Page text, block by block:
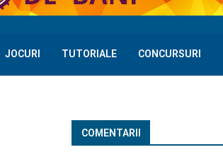
JOCURI TUTORIALE CONCURSURI
COMENTARII